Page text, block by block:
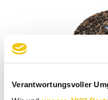
Verantwortungsvoller